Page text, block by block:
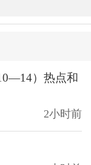
）热点和
2小时前